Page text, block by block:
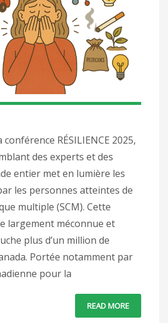
conférence RÉSILIENCE 2025,
des experts et des
entier met en lumière les
les personnes atteintes de
multiple (SCM). Cette
largement méconnue et
plus d’un million de
Portée notamment par
pour la
READ MORE